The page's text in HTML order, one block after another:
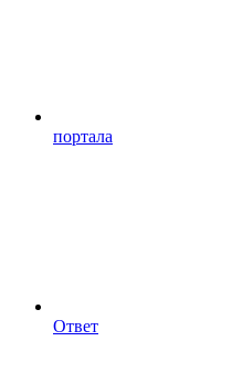
портала
Ответ